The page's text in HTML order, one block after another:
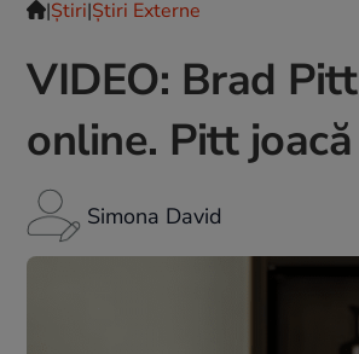
|Ştiri|Știri Externe
VIDEO: Brad
online. Pitt
Simona David